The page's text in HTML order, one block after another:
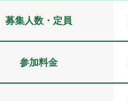
募集人数・定員
参加料金